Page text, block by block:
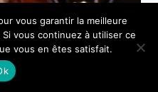
vous garantir la meilleure
vous continuez à utiliser ce
vous en êtes satisfait.